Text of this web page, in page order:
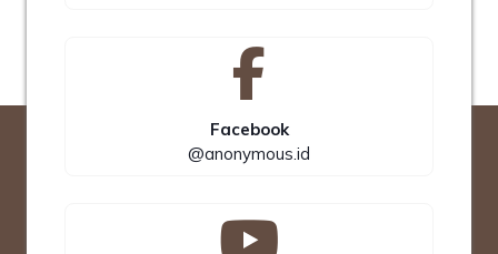
Facebook
@anonymous.id